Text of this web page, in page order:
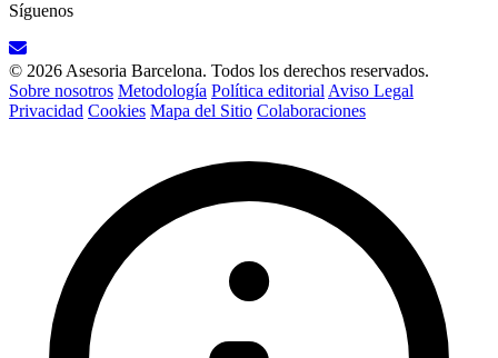
Síguenos
© 2026 Asesoria Barcelona. Todos los derechos reservados.
Sobre nosotros Metodología Política editorial Aviso Legal
Privacidad Cookies Mapa del Sitio Colaboraciones